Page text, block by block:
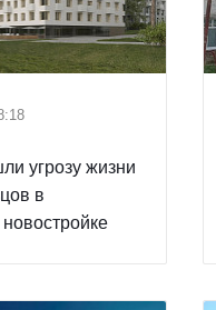
угрозу жизни
в